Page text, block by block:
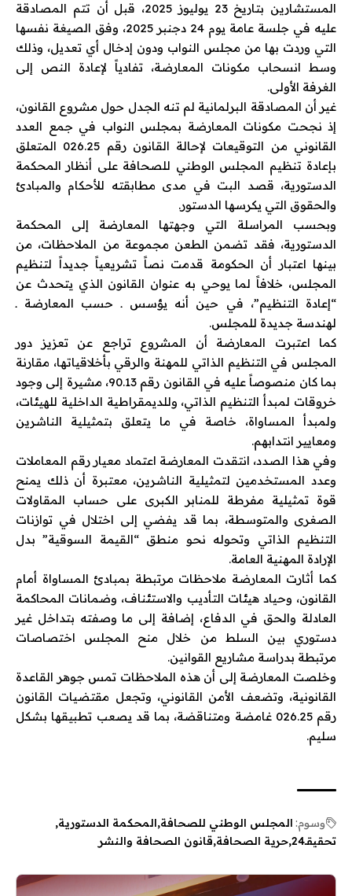
المستشارين بتاريخ 23 يوليوز 2025، قبل أن تتم المصادقة
عليه في جلسة عامة يوم 24 دجنبر 2025، وفق الصيغة نفسها
التي وردت بها من مجلس النواب ودون إدخال أي تعديل، وذلك
وسط انسحاب مكونات المعارضة، تفادياً لإعادة النص إلى
الغرفة الأولى.
غير أن المصادقة البرلمانية لم تنه الجدل حول مشروع القانون،
إذ نجحت مكونات المعارضة بمجلس النواب في جمع العدد
القانوني من التوقيعات لإحالة القانون رقم 026.25 المتعلق
بإعادة تنظيم المجلس الوطني للصحافة على أنظار المحكمة
الدستورية، قصد البت في مدى مطابقته للأحكام والمبادئ
والحقوق التي يكرسها الدستور.
وبحسب المراسلة التي وجهتها المعارضة إلى المحكمة
الدستورية، فقد تضمن الطعن مجموعة من الملاحظات، من
بينها اعتبار أن الحكومة قدمت نصاً تشريعياً جديداً لتنظيم
المجلس، خلافاً لما يوحي به عنوان القانون الذي يتحدث عن
“إعادة التنظيم”، في حين أنه يؤسس ـ حسب المعارضة ـ
لهندسة جديدة للمجلس.
كما اعتبرت المعارضة أن المشروع تراجع عن تعزيز دور
المجلس في التنظيم الذاتي للمهنة والرقي بأخلاقياتها، مقارنة
بما كان منصوصاً عليه في القانون رقم 90.13، مشيرة إلى وجود
خروقات لمبدأ التنظيم الذاتي، وللديمقراطية الداخلية للهيئات،
ولمبدأ المساواة، خاصة في ما يتعلق بتمثيلية الناشرين
ومعايير انتدابهم.
وفي هذا الصدد، انتقدت المعارضة اعتماد معيار رقم المعاملات
وعدد المستخدمين لتمثيلية الناشرين، معتبرة أن ذلك يمنح
قوة تمثيلية مفرطة للمنابر الكبرى على حساب المقاولات
الصغرى والمتوسطة، بما قد يفضي إلى اختلال في توازنات
التنظيم الذاتي وتحوله نحو منطق “القيمة السوقية” بدل
الإرادة المهنية العامة.
كما أثارت المعارضة ملاحظات مرتبطة بمبادئ المساواة أمام
القانون، وحياد هيئات التأديب والاستئناف، وضمانات المحاكمة
العادلة والحق في الدفاع، إضافة إلى ما وصفته بتداخل غير
دستوري بين السلط من خلال منح المجلس اختصاصات
مرتبطة بدراسة مشاريع القوانين.
وخلصت المعارضة إلى أن هذه الملاحظات تمس جوهر القاعدة
القانونية، وتضعف الأمن القانوني، وتجعل مقتضيات القانون
رقم 026.25 غامضة ومتناقضة، بما قد يصعب تطبيقها بشكل
سليم.
وسوم: المجلس الوطني للصحافة المحكمة الدستورية
تحقيقـ24
حرية الصحافة قانون الصحافة والنشر